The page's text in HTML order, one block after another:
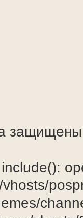
vhosts/